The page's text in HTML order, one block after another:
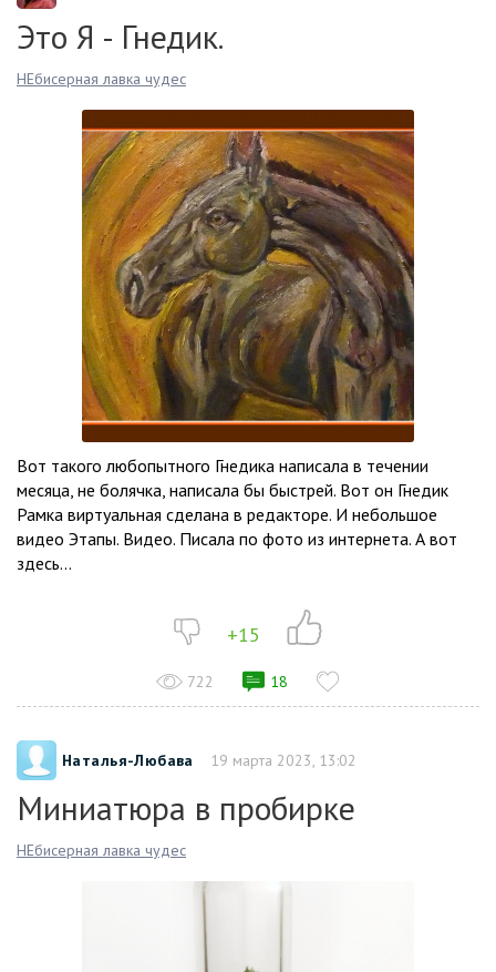
Это Я - Гнедик.
НЕбисерная лавка чудес
Вот такого любопытного Гнедика написала в течении
месяца, не болячка, написала бы быстрей. Вот он Гнедик
Рамка виртуальная сделана в редакторе. И небольшое
видео Этапы. Видео. Писала по фото из интернета. А вот
здесь...
+15
722 18
Наталья-Любава 19 марта 2023, 13:02
Миниатюра в пробирке
НЕбисерная лавка чудес